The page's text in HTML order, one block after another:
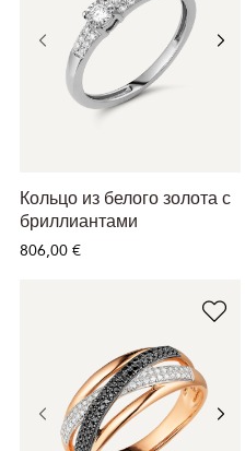
Кольцо из белого золота с
бриллиантами
806,00 €